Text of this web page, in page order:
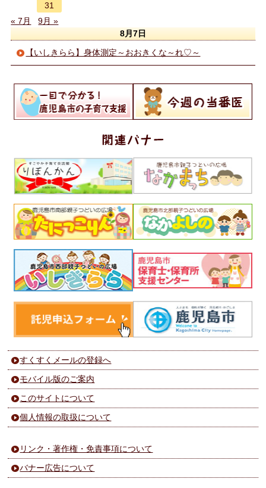
31
« 7月
9月 »
8月7日
【いしきらら】身体測定～おおきくな～れ♡～
すくすくメールの登録へ
モバイル版のご案内
このサイトについて
個人情報の取扱について
リンク・著作権・免責事項について
バナー広告について